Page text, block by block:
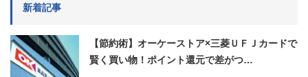
新着記事
【節約術】オーケーストア×三菱ＵＦＪカードで
賢く買い物！ポイント還元で差がつ…